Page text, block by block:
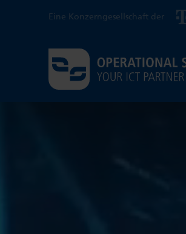
Eine Konzerngesellschaft der